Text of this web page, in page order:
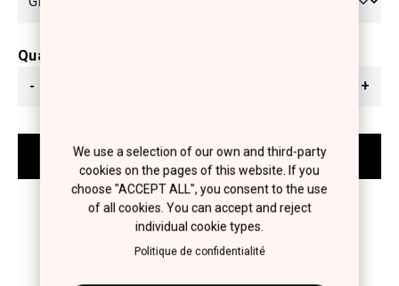
Quantité
-
+
We use a selection of our own and third-party
cookies on the pages of this website. If you
choose "ACCEPT ALL", you consent to the use
of all cookies. You can accept and reject
individual cookie types.
Politique de confidentialité